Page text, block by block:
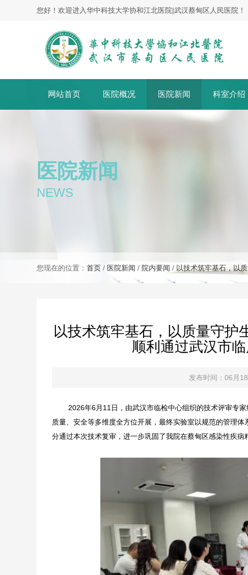
您好！欢迎进入华中科技大学协和江北医院|武汉蔡甸区人民医院！
网站首页 医院概况 医院新闻 科室介绍
医院新闻
NEWS
您现在的位置： 首页 / 医院新闻 / 院内要闻 / 以技术筑牢基石，以
以技术筑牢基石，以质量守
顺利通过武汉市
发布时间：06月
2026年6月11日，由武汉市临检中心组织的技术评审专
质量、安全等多维度全方位开展，最终实验室以规范的管理
分通过本次技术复审，进一步巩固了我院在蔡甸区感染性疾病